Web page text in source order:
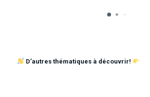
D’autres thématiques à découvrir!